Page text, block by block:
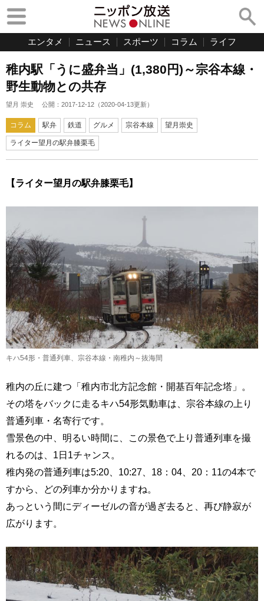
エンタメ ニュース スポーツ コラム ライフ
稚内駅「うに盛弁当」(1,380円)～宗谷本線・
野生動物との共存
望月 崇史 公開： 2017-12-12 （2020-04-13更新）
コラム 駅弁 鉄道 グルメ 宗谷本線 望月崇史
ライター望月の駅弁膝栗毛
【ライター望月の駅弁膝栗毛】
キハ54形・普通列車、宗谷本線・南稚内～抜海間
稚内の丘に建つ「稚内市北方記念館・開基百年記念塔」。
その塔をバックに走るキハ54形気動車は、宗谷本線の上り
普通列車・名寄行です。
雪景色の中、明るい時間に、この景色で上り普通列車を撮
れるのは、1日1チャンス。
稚内発の普通列車は5:20、10:27、18：04、20：11の4本で
すから、どの列車か分かりますね。
あっという間にディーゼルの音が過ぎ去ると、再び静寂が
広がります。